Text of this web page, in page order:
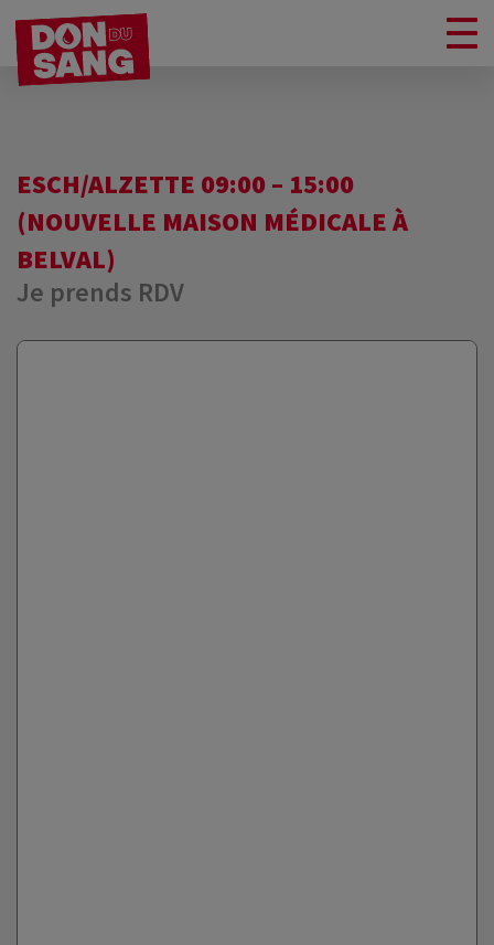
ESCH/ALZETTE 09:00 – 15:00
(NOUVELLE MAISON MÉDICALE À
BELVAL)
Je prends RDV